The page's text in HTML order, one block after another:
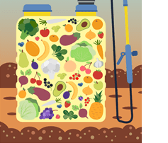
Network
Netherlands